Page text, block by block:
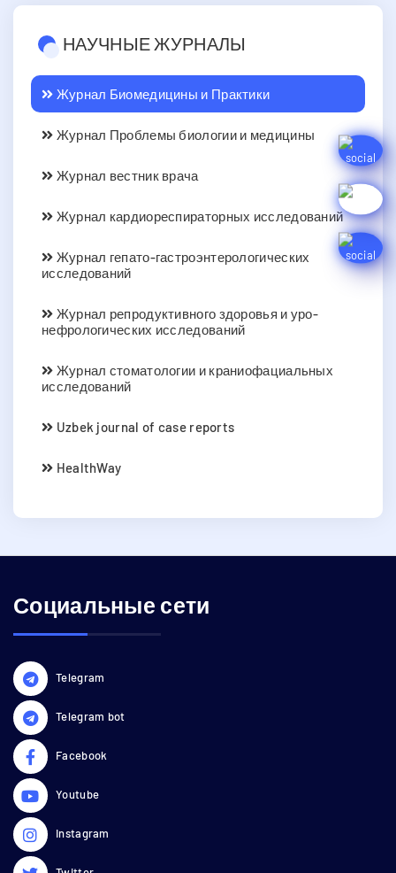
НАУЧНЫЕ ЖУРНАЛЫ
Журнал Биомедицины и Практики
Журнал Проблемы биологии и медицины
Журнал вестник врача
Журнал кардиореспираторных исследований
Журнал гепато-гастроэнтерологических
исследований
Журнал репродуктивного здоровья и уро-
нефрологических исследований
Журнал стоматологии и краниофациальных
исследований
Uzbek journal of case reports
HealthWay
Социальные сети
Telegram
Telegram bot
Facebook
Youtube
Instagram